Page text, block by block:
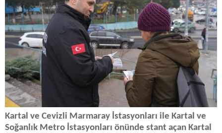
Kartal ve Cevizli Marmaray İstasyonları ile Kartal ve
Soğanlık Metro İstasyonları önünde stant açan Kartal